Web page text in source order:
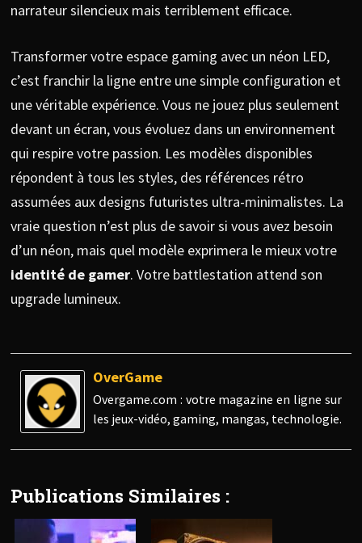
narrateur silencieux mais terriblement efficace.
Transformer votre espace gaming avec un néon LED,
c’est franchir la ligne entre une simple configuration et
une véritable expérience. Vous ne jouez plus seulement
devant un écran, vous évoluez dans un environnement
qui respire votre passion. Les modèles disponibles
répondent à tous les styles, des références rétro
assumées aux designs futuristes ultra-minimalistes. La
vraie question n’est plus de savoir si vous avez besoin
d’un néon, mais quel modèle exprimera le mieux votre
identité de gamer. Votre battlestation attend son
upgrade lumineux.
OverGame
Overgame.com : votre magazine en ligne sur
les jeux-vidéo, gaming, mangas, technologie.
Publications Similaires :